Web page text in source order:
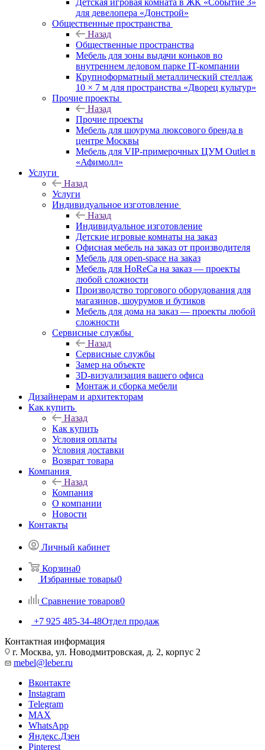
Детская игровая комната в ЖК «Событие 3»
для девелопера «Донстрой»
Общественные пространства
Назад
Общественные пространства
Мебель для зоны выдачи коньков во
внутреннем ледовом парке IT-компании
Крупноформатный металлический стеллаж
10 × 7 м для пространства «Дворец культур»
Прочие проекты
Назад
Прочие проекты
Мебель для шоурума люксового бренда в
центре Москвы
Мебель для VIP-примерочных ЦУМ Outlet в
«Афимолл»
Услуги
Назад
Услуги
Индивидуальное изготовление
Назад
Индивидуальное изготовление
Детские игровые комнаты на заказ
Офисная мебель на заказ от производителя
Мебель для open-space на заказ
Мебель для HoReCa на заказ — проекты
любой сложности
Производство торгового оборудования для
магазинов, шоурумов и бутиков
Мебель для дома на заказ — проекты любой
сложности
Сервисные службы
Назад
Сервисные службы
Замер на объекте
3D-визуализация вашего офиса
Монтаж и сборка мебели
Дизайнерам и архитекторам
Как купить
Назад
Как купить
Условия оплаты
Условия доставки
Возврат товара
Компания
Назад
Компания
О компании
Новости
Контакты
Личный кабинет
Корзина0
Избранные товары0
Сравнение товаров0
+7 925 485-34-48Отдел продаж
Контактная информация
г. Москва, ул. Новодмитровская, д. 2, корпус 2
mebel@leber.ru
Вконтакте
Instagram
Telegram
MAX
WhatsApp
Яндекс.Дзен
Pinterest